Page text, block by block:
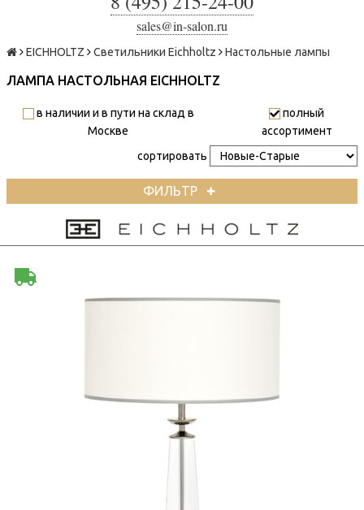
sales@in-salon.ru
EICHHOLTZ Светильники Eichholtz Настольные лампы
ЛАМПА НАСТОЛЬНАЯ EICHHOLTZ
в наличии и в пути на склад в
Москве
полный
ассортимент
сортировать
ФИЛЬТР